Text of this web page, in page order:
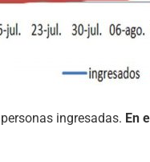
ingresadas. En